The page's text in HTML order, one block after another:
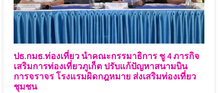
ปธ.กมธ.ท่องเที่ยว นำคณะกรรมาธิการ ชู 4 ภารกิจ
เสริมการท่องเที่ยวภูเก็ต ปรับแก้ปัญหาสนามบิน
การจราจร โรงแรมผิดกฎหมาย ส่งเสริมท่องเที่ยว
ชุมชน